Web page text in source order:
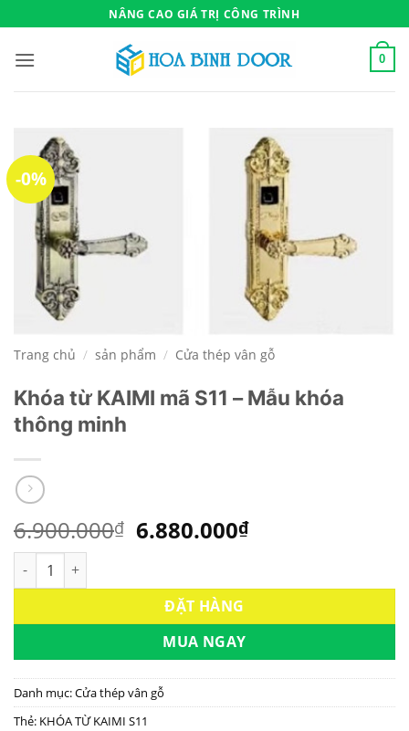
qua
nội
NÂNG CAO GIÁ TRỊ CÔNG TRÌNH
0
-0%
Trang chủ / sản phẩm / Cửa thép vân gỗ
Khóa từ KAIMI mã S11 – Mẫu khóa
thông minh
6.900.000₫ Giá
6.900.000₫.
6.880.000₫Giá
là:
Khóa từ KAIMI mã S11 - Mẫu khóa thông minh số lượng
ĐẶT HÀNG
MUA NGAY
Danh mục:Cửa thép vân gỗ
Thẻ: KHÓA TỪ KAIMI S11